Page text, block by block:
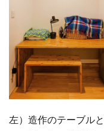
左）造作のテーブル